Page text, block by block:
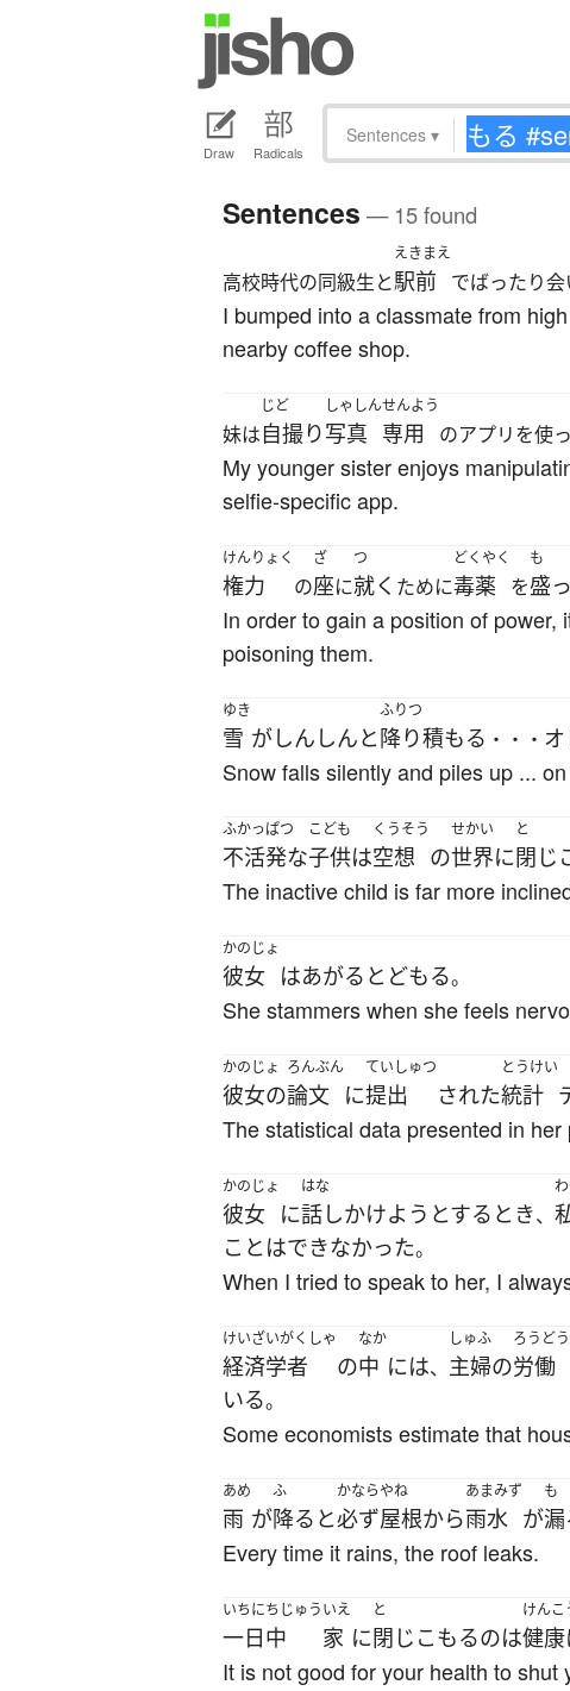
Draw Radicals
Sentences ▾
Sentences — 15 found
高校時代の同級生と
えきまえ
駅前 でばったり
I bumped into a classmate from
nearby coffee shop.
妹は
じど
自撮り
しゃしん
写真
せんよう
専用 のアプリを使
My younger sister enjoys
selfie-specific app.
けんりょく
権力 の
ざ
座に
つ
就く ために
どくやく
毒薬 を
も
盛
In order to gain a position of
poisoning them.
ゆき
雪 がしんしんと
ふりつ
降り積もる ・・・
Snow falls silently and piles up ...
ふかっぱつ
不活発な
こども
子供は
くうそう
空想 の
せかい
世界に
と
閉じ
The inactive child is far more
かのじょ
彼女 はあがる と どもる。
She stammers when she feels
かのじょ
彼女の
ろんぶん
論文 に
ていしゅつ
提出 された
とうけい
統計
The statistical data presented in
かのじょ
彼女 に
はな
話しかけよう とする とき、
ことはできなかった。
When I tried to speak to her, I
けいざいがくしゃ
経済学者 の
なか
中 には、
しゅふ
主婦の
ろうどう
労働
いる。
Some economists estimate that
あめ
雨 が
ふ
降る と
かなら
必ず
やね
屋根から
あまみず
雨水 が
も
漏
Every time it rains, the roof leaks.
いちにちじゅう
一日中
いえ
家 に
と
閉じこもるのは
けんこ
健
It is not good for your health to shut